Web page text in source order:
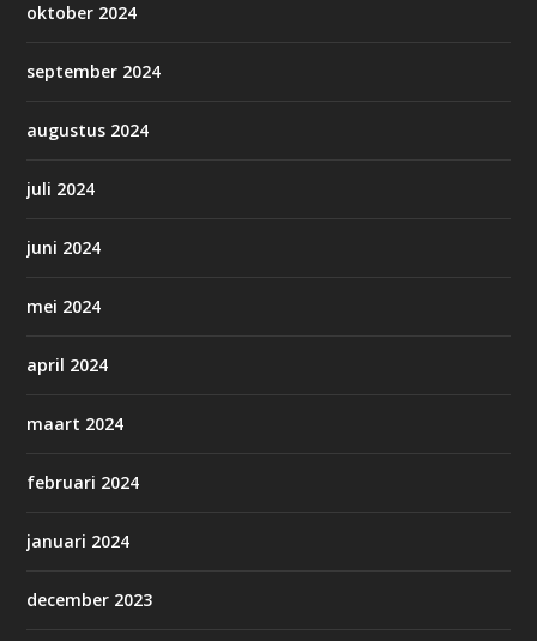
oktober 2024
september 2024
augustus 2024
juli 2024
juni 2024
mei 2024
april 2024
maart 2024
februari 2024
januari 2024
december 2023